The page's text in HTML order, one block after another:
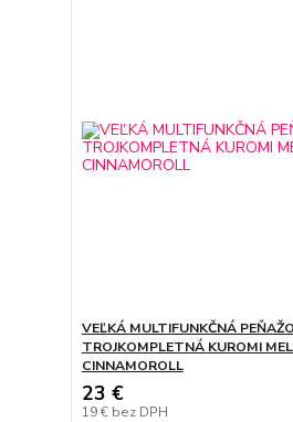
VEĽKÁ MULTIFUNKČNÁ
TROJKOMPLETNÁ KUROMI
CINNAMOROLL
23 €
19 € bez DPH